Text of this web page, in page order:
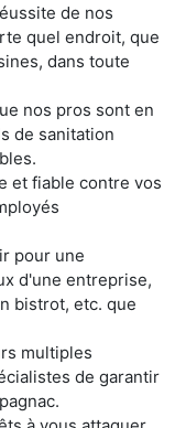
de nos
quel endroit, que
dans toute
nos pros sont en
de sanitation
et fiable contre vos
pour une
d'une entreprise,
bistrot, etc. que
multiples
de garantir